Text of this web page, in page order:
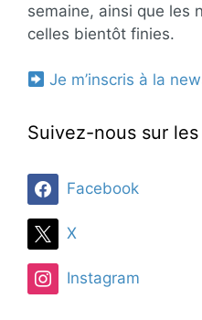
semaine, ainsi que les
celles bientôt finies.
Je m’inscris à la
Suivez-nous sur
Facebook
X
Instagram